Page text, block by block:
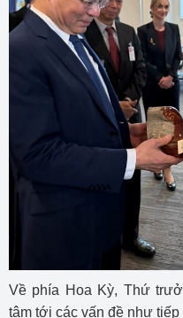
Về phía Hoa Kỳ, Thứ
tâm tới các vấn đề như